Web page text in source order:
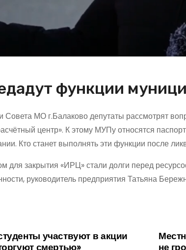
функции
Совета МО г.Балаково депутаты рассмотрят
центр». К этому МУПу относятся
Кто станет выполнять эти функции после
для закрытия «ИРЦ» стали долги перед
руководитель предприятия Татьяна
не
участвуют в акции
смертью»